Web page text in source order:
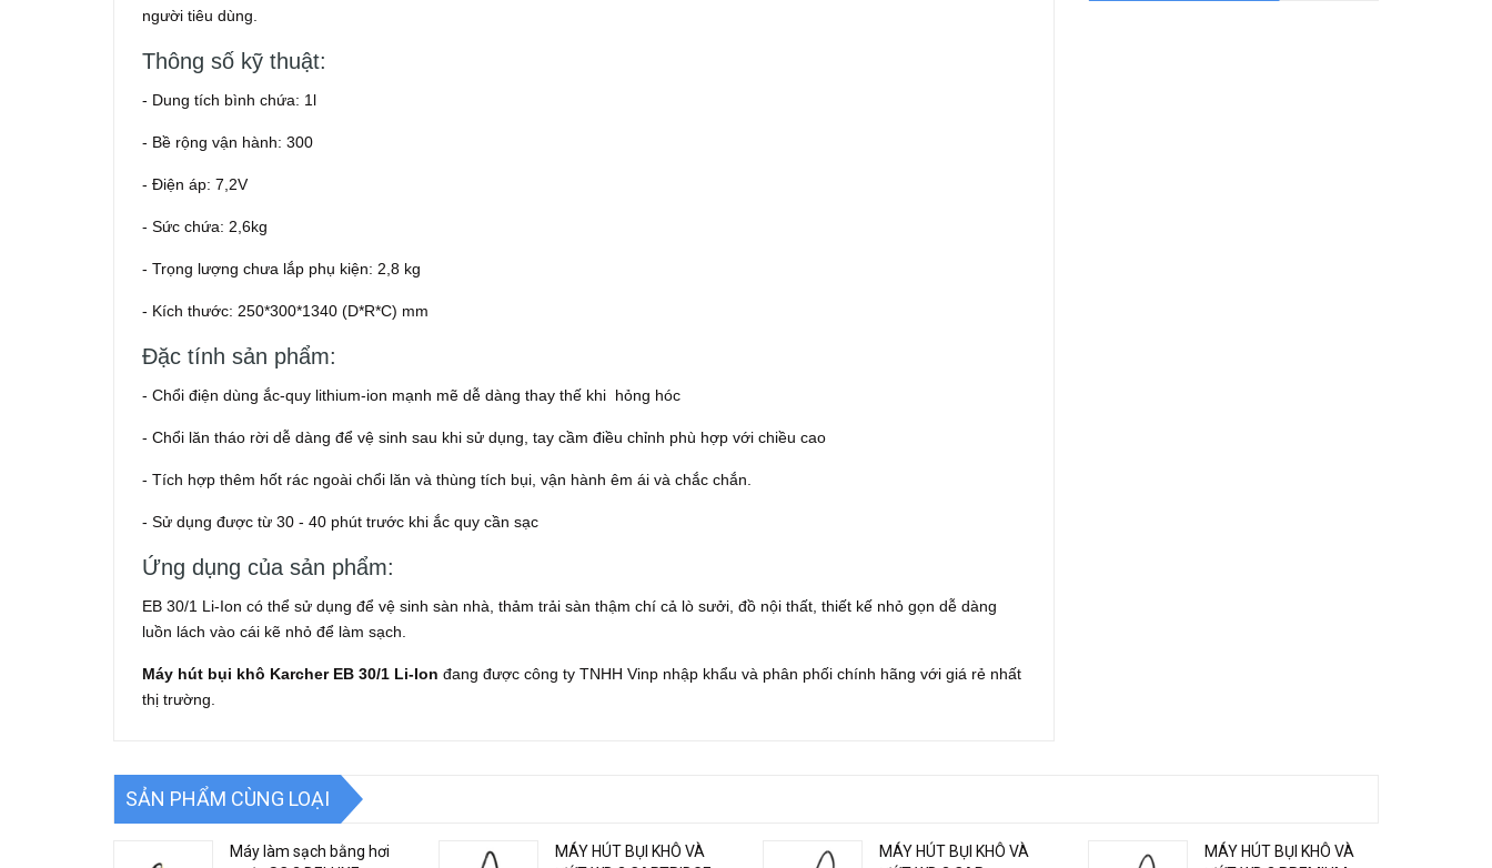
người tiêu dùng.
Thông số kỹ thuật:
- Dung tích bình chứa: 1l
- Bề rộng vận hành: 300
- Điện áp: 7,2V
- Sức chứa: 2,6kg
- Trọng lượng chưa lắp phụ kiện: 2,8 kg
- Kích thước: 250*300*1340 (D*R*C) mm
Đặc tính sản phẩm:
- Chổi điện dùng ắc-quy lithium-ion mạnh mẽ dễ dàng thay thế khi hỏng hóc
- Chổi lăn tháo rời dễ dàng để vệ sinh sau khi sử dụng, tay cầm điều chỉnh phù hợp với chiều cao
- Tích hợp thêm hốt rác ngoài chổi lăn và thùng tích bụi, vận hành êm ái và chắc chắn.
- Sử dụng được từ 30 - 40 phút trước khi ắc quy cần sạc
Ứng dụng của sản phẩm:
EB 30/1 Li-Ion có thể sử dụng để vệ sinh sàn nhà, thảm trải sàn thậm chí cả lò sưởi, đồ nội thất, thiết kế nhỏ gọn dễ dàng
luồn lách vào cái kẽ nhỏ để làm sạch.
Máy hút bụi khô Karcher EB 30/1 Li-Ion đang được công ty TNHH Vinp nhập khẩu và phân phối chính hãng với giá rẻ nhất
thị trường.
SẢN PHẨM CÙNG LOẠI
Máy làm sạch bằng hơi
MÁY HÚT BỤI KHÔ VÀ
MÁY HÚT BỤI KHÔ VÀ
MÁY HÚT BỤI KHÔ VÀ